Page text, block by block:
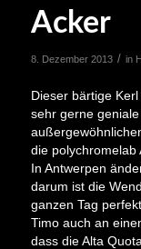
Acker
8. Dezember 2013 / in
Dieser bärtige
sehr gerne
die polychromelab
In Antwerpen
darum ist die
ganzen Tag
Timo auch an
dass die Alta